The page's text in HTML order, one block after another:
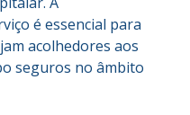
é essencial para
acolhedores aos
seguros no âmbito